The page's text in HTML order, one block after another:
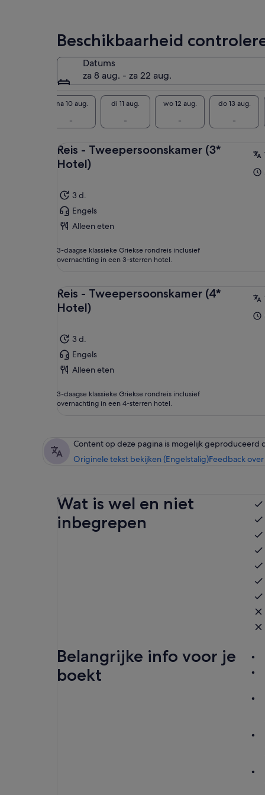
Beschikbaarheid
Datums
za 8 aug. - za 22 aug.
ma 10 aug.
-
di 11 aug.
-
wo 12 aug.
-
do 13 aug.
-
Reis - Tweepersoonskamer (3*
Hotel)
3 d.
Engels
Alleen eten
3-daagse klassieke Griekse rondreis inclusief
overnachting in een 3-sterren hotel.
Reis - Tweepersoonskamer (4*
Hotel)
3 d.
Engels
Alleen eten
3-daagse klassieke Griekse rondreis inclusief
overnachting in een 4-sterren hotel.
Content op deze pagina is mogelijk geproduceerd
Originele tekst bekijken (Engelstalig)Feedback
Wat is wel en niet
inbegrepen
Belangrijke info voor je
boekt